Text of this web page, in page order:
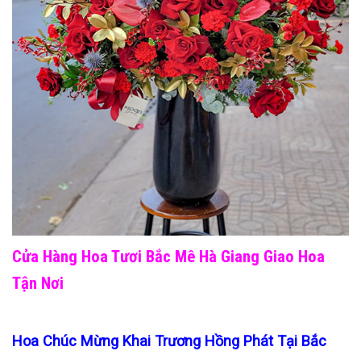
Cửa Hàng Hoa Tươi Bắc Mê Hà Giang Giao Hoa
Tận Nơi
Hoa Chúc Mừng Khai Trương Hồng Phát Tại Bắc